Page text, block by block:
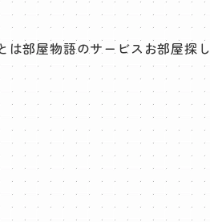
は部屋物語のサービス お部屋探